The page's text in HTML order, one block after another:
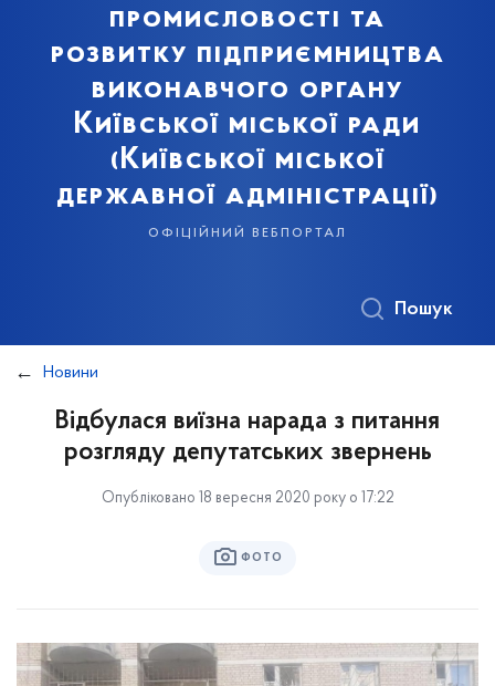
промисловості та
розвитку підприємництва
виконавчого органу
Київської міської ради
(Київської міської
державної адміністрації)
офіційний вебпортал
Пошук
Новини
Відбулася виїзна нарада з питання
розгляду депутатських звернень
Опубліковано 18 вересня 2020 року о 17:22
ФОТО